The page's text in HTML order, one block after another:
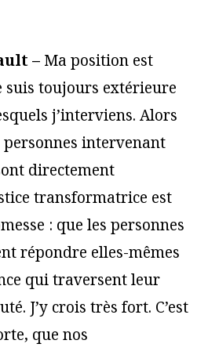
– Ma position est
toujours extérieure
j’interviens. Alors
personnes intervenant
directement
transformatrice est
: que les personnes
répondre elles-mêmes
qui traversent leur
J’y crois très fort. C’est
que nos